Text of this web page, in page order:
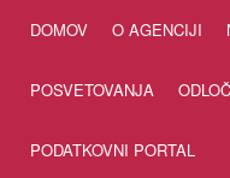
DOMOV O AGENCIJI
POSVETOVANJA
PODATKOVNI PORTAL